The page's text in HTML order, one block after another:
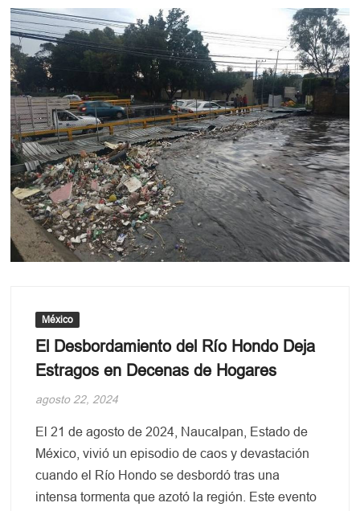
México
El Desbordamiento del Río Hondo Deja
Estragos en Decenas de Hogares
agosto 22, 2024
El 21 de agosto de 2024, Naucalpan, Estado de
México, vivió un episodio de caos y devastación
cuando el Río Hondo se desbordó tras una
intensa tormenta que azotó la región. Este evento